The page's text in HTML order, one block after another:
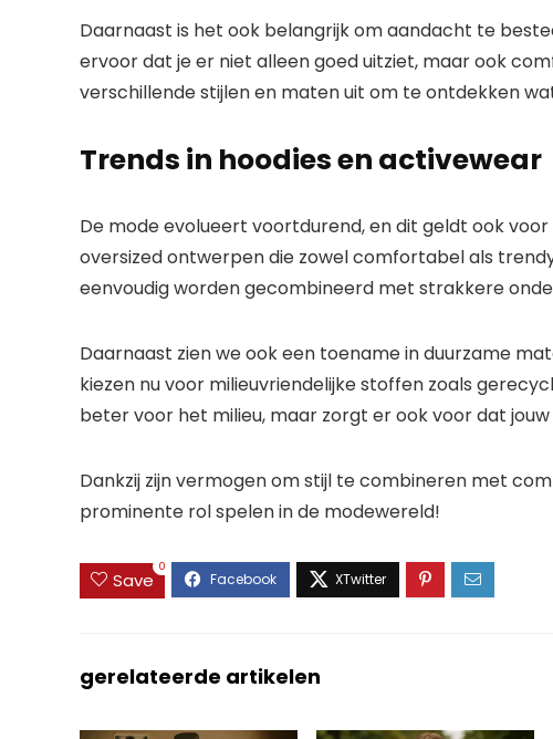
Daarnaast is het ook belangrijk om aandacht te
ervoor dat je er niet alleen goed uitziet, maar ook
verschillende stijlen en maten uit om te ontdekken
Trends in hoodies en activewear
De mode evolueert voortdurend, en dit geldt ook
oversized ontwerpen die zowel comfortabel als
eenvoudig worden gecombineerd met strakkere
Daarnaast zien we ook een toename in duurzame
kiezen nu voor milieuvriendelijke stoffen zoals
beter voor het milieu, maar zorgt er ook voor dat
Dankzij zijn vermogen om stijl te combineren met
prominente rol spelen in de modewereld!
Save
0
gerelateerde artikelen